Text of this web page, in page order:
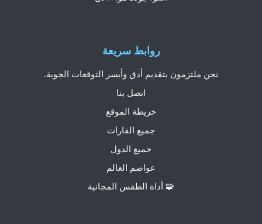
روابط سريعة
نحن ملتزمون بتقديم أدق وأيسر التوقعات الجوية.
اتصل بنا
خريطة الموقع
جميع القارات
جميع الدول
عواصم العالم
🧩 أداة الطقس المجانية